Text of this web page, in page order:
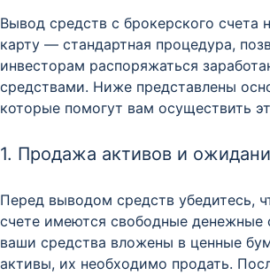
​Вывод средств с брокерского счета
карту — стандартная процедура,
инвесторам распоряжаться
средствами. Ниже представлены
которые помогут вам осуществить
1. Продажа активов и
Перед выводом средств убедитесь,
счете имеются свободные денежные
ваши средства вложены в ценные
активы, их необходимо продать.